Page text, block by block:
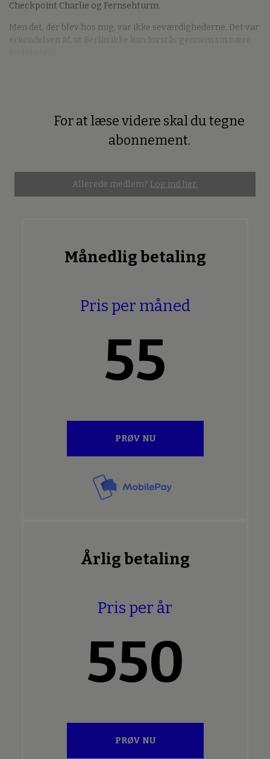
Checkpoint Charlie og Fernsehturm.
Men det, der blev hos mig, var ikke seværdighederne. Det var
erkendelsen af, at Berlin ikke kan forstås gennem sin nære
For at læse videre skal du tegne
abonnement.
Allerede medlem? Log ind her.
Månedlig betaling
Pris per måned
55
PRØV NU
Årlig betaling
Pris per år
550
PRØV NU